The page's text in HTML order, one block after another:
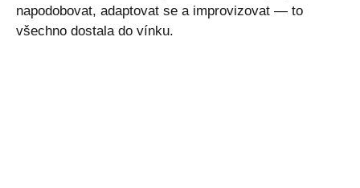
napodobovat, adaptovat se a improvizovat — to
všechno dostala do vínku.